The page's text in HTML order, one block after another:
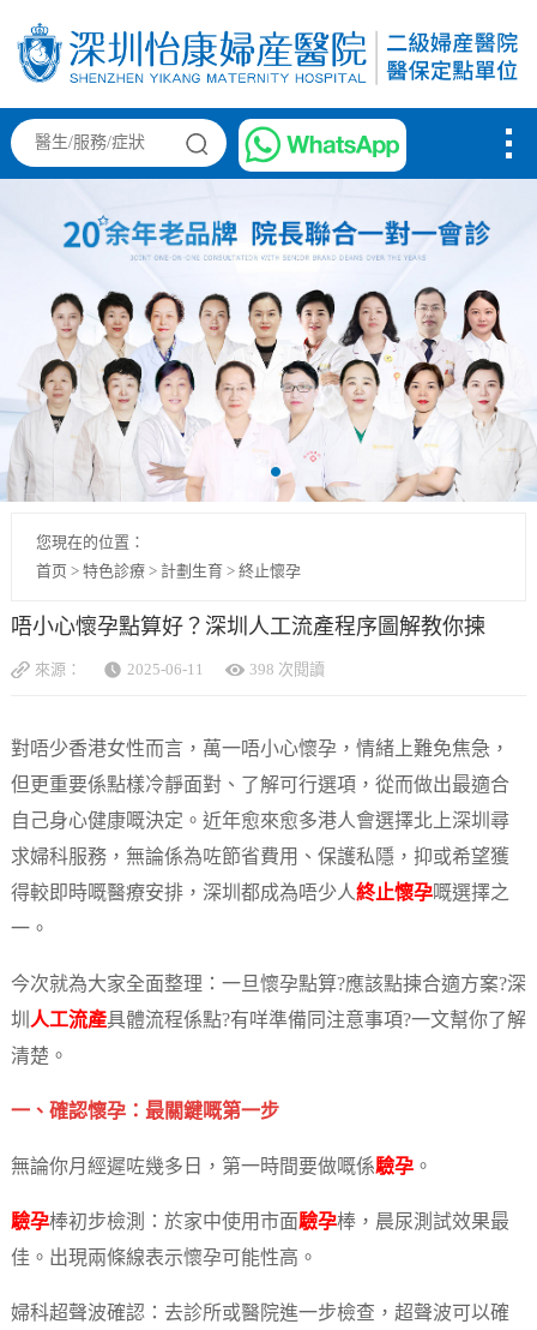
您現在的位置：
首页 > 特色診療> 計劃生育> 終止懷孕
唔小心懷孕點算好？深圳人工流產程序圖解教你揀
來源： 2025-06-11 398 次閱讀
對唔少香港女性而言，萬一唔小心懷孕，情緒上難免焦急，
但更重要係點樣冷靜面對、了解可行選項，從而做出最適合
自己身心健康嘅決定。近年愈來愈多港人會選擇北上深圳尋
求婦科服務，無論係為咗節省費用、保護私隱，抑或希望獲
得較即時嘅醫療安排，深圳都成為唔少人終止懷孕嘅選擇之
一。
今次就為大家全面整理：一旦懷孕點算?應該點揀合適方案?深
圳 人工流產具體流程係點?有咩準備同注意事項?一文幫你了解
清楚。
一、確認懷孕：最關鍵嘅第一步
無論你月經遲咗幾多日，第一時間要做嘅係驗孕。
驗孕棒初步檢測：於家中使用市面驗孕棒，晨尿測試效果最
佳。出現兩條線表示懷孕可能性高。
婦科超聲波確認：去診所或醫院進一步檢查，超聲波可以確